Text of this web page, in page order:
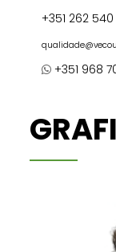
+351 262 540
+351 968